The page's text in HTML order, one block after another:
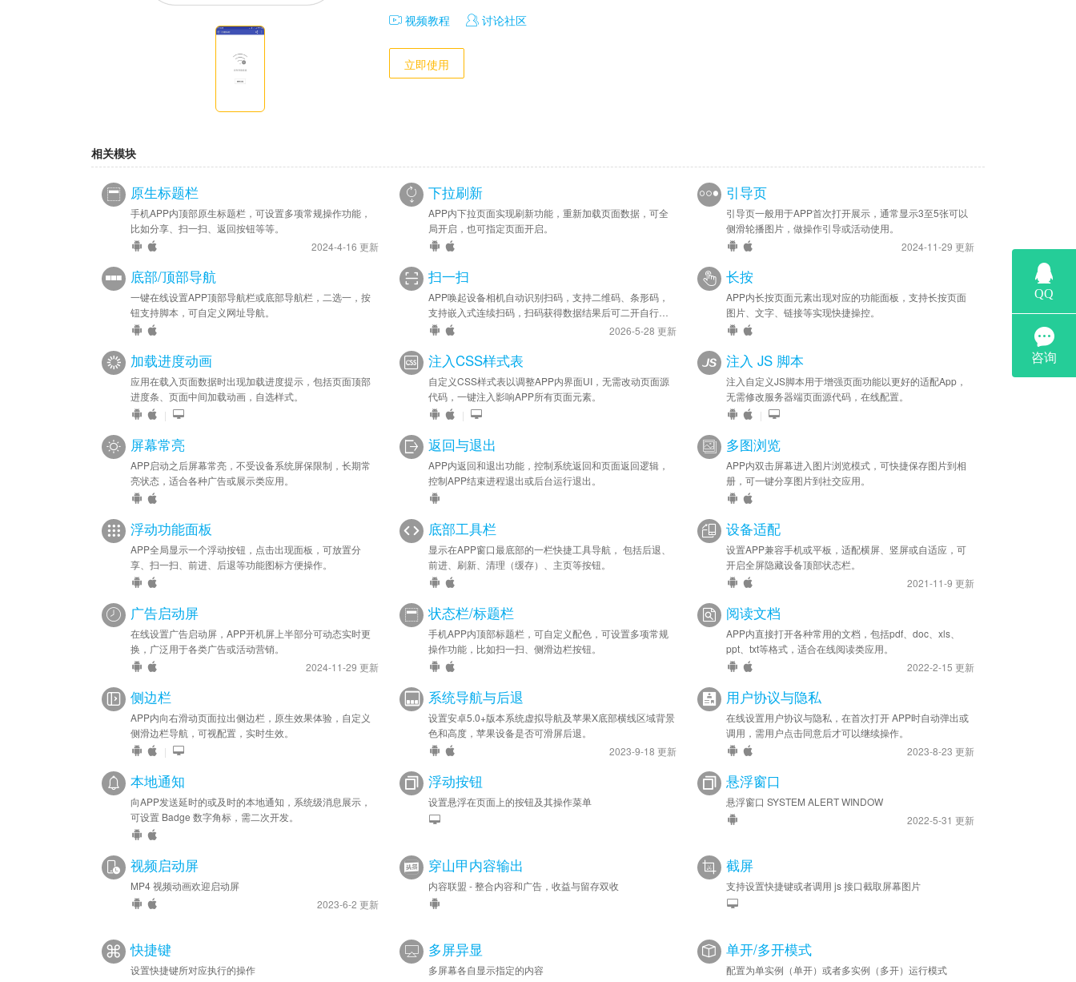
视频教程 讨论社区
立即使用
相关模块
原生标题栏
手机APP内顶部原生标题栏，可设置多项常规操作功能，
比如分享、扫一扫、返回按钮等等。
2024-4-16 更新
下拉刷新
APP内下拉页面实现刷新功能，重新加载页面数据，可全
局开启，也可指定页面开启。
引导页
引导页一般用于APP首次打开展示，通常显示3至5张可以
侧滑轮播图片，做操作引导或活动使用。
2024-11-29 更新
底部/顶部导航
一键在线设置APP顶部导航栏或底部导航栏，二选一，按
钮支持脚本，可自定义网址导航。
扫一扫
APP唤起设备相机自动识别扫码，支持二维码、条形码，
支持嵌入式连续扫码，扫码获得数据结果后可二开自行处
理。
2026-5-28 更新
长按
APP内长按页面元素出现对应的功能面板，支持长按页面
图片、文字、链接等实现快捷操控。
加载进度动画
应用在载入页面数据时出现加载进度提示，包括页面顶部
进度条、页面中间加载动画，自选样式。
|
注入CSS样式表
自定义CSS样式表以调整APP内界面UI，无需改动页面源
代码，一键注入影响APP所有页面元素。
|
注入 JS 脚本
注入自定义JS脚本用于增强页面功能以更好的适配App，
无需修改服务器端页面源代码，在线配置。
|
屏幕常亮
APP启动之后屏幕常亮，不受设备系统屏保限制，长期常
亮状态，适合各种广告或展示类应用。
返回与退出
APP内返回和退出功能，控制系统返回和页面返回逻辑，
控制APP结束进程退出或后台运行退出。
多图浏览
APP内双击屏幕进入图片浏览模式，可快捷保存图片到相
册，可一键分享图片到社交应用。
浮动功能面板
APP全局显示一个浮动按钮，点击出现面板，可放置分
享、扫一扫、前进、后退等功能图标方便操作。
底部工具栏
显示在APP窗口最底部的一栏快捷工具导航， 包括后退、
前进、刷新、清理（缓存）、主页等按钮。
设备适配
设置APP兼容手机或平板，适配横屏、竖屏或自适应，可
开启全屏隐藏设备顶部状态栏。
2021-11-9 更新
广告启动屏
在线设置广告启动屏，APP开机屏上半部分可动态实时更
换，广泛用于各类广告或活动营销。
2024-11-29 更新
状态栏/标题栏
手机APP内顶部标题栏，可自定义配色，可设置多项常规
操作功能，比如扫一扫、侧滑边栏按钮。
阅读文档
APP内直接打开各种常用的文档，包括pdf、doc、xls、
ppt、txt等格式，适合在线阅读类应用。
2022-2-15 更新
侧边栏
APP内向右滑动页面拉出侧边栏，原生效果体验，自定义
侧滑边栏导航，可视配置，实时生效。
|
系统导航与后退
设置安卓5.0+版本系统虚拟导航及苹果X底部横线区域背景
色和高度，苹果设备是否可滑屏后退。
2023-9-18 更新
用户协议与隐私
在线设置用户协议与隐私，在首次打开 APP时自动弹出或
调用，需用户点击同意后才可以继续操作。
2023-8-23 更新
本地通知
向APP发送延时的或及时的本地通知，系统级消息展示，
可设置 Badge 数字角标，需二次开发。
浮动按钮
设置悬浮在页面上的按钮及其操作菜单
悬浮窗口
悬浮窗口 SYSTEM ALERT WINDOW
2022-5-31 更新
视频启动屏
MP4 视频动画欢迎启动屏
2023-6-2 更新
穿山甲内容输出
内容联盟 - 整合内容和广告，收益与留存双收
截屏
支持设置快捷键或者调用 js 接口截取屏幕图片
快捷键
设置快捷键所对应执行的操作
多屏异显
多屏幕各自显示指定的内容
单开/多开模式
配置为单实例（单开）或者多实例（多开）运行模式